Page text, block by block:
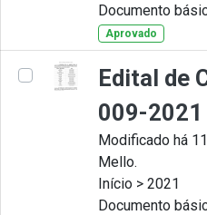
Documento
Aprovado
Edital de
009-2021
Modificado há
Mello.
Início > 2021
Documento